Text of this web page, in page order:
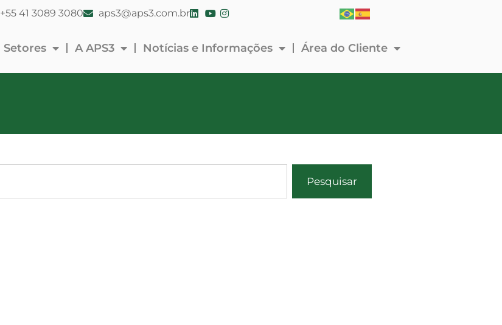
+55 41 3089 3080 aps3@aps3.com.br
Setores A APS3 Notícias e Informações Área do Cliente
Pesquisar